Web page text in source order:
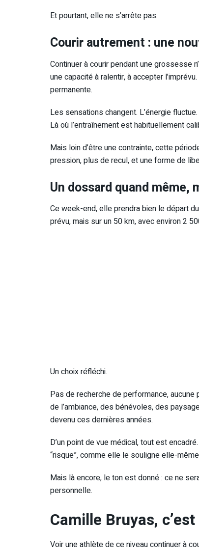
Et pourtant, elle ne s’arrête pas.
Courir autrement : une
Continuer à courir pendant une grossesse
une capacité à ralentir, à accepter
permanente.
Les sensations changent. L’énergie
Là où l’entraînement est habituellement
Mais loin d’être une contrainte, cette
pression, plus de recul, et une forme de
Un dossard quand même,
Ce week-end, elle prendra bien le départ
prévu, mais sur un 50 km, avec environ 2
Un choix réfléchi.
Pas de recherche de performance,
de l’ambiance, des bénévoles, des
devenu ces dernières années.
D’un point de vue médical, tout est
“risque”, comme elle le souligne elle-
Mais là encore, le ton est donné : ce ne
personnelle.
Camille Bruyas,
Voir une athlète de ce niveau continuer à